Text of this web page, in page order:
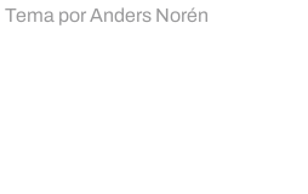
Tema porAnders Norén